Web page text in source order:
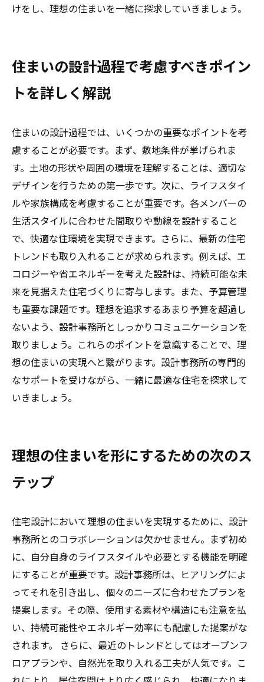
けをし、理想の住まいを一緒に探求していきましょう。
住まいの設計過程で考慮すべきポイン
トを詳しく解説
住まいの設計過程では、いくつかの重要なポイントを考
慮することが必要です。まず、敷地条件が挙げられま
す。土地の形状や周囲の環境を理解することは、適切な
デザインを行うための第一歩です。次に、ライフスタイ
ルや家族構成を考慮することが重要です。各メンバーの
生活スタイルに合わせた間取りや動線を設計すること
で、快適な住環境を実現できます。さらに、最新の住宅
トレンドも取り入れることが求められます。例えば、エ
コロジーや省エネルギーを考えた設計は、持続可能な未
来を見据えた住宅づくりに寄与します。また、予算管理
も重要な課題です。理想を追求するあまり予算を超過し
ないよう、設計事務所としっかりコミュニケーションを
取りましょう。これらのポイントを意識することで、理
想の住まいの実現へと繋がります。設計事務所の専門的
なサポートを受けながら、一緒に最適な住宅を探求して
いきましょう。
理想の住まいを形にするための次のス
テップ
住宅設計において理想の住まいを実現するために、設計
事務所とのコラボレーションは欠かせません。まず初め
に、自分自身のライフスタイルや必要とする機能を明確
にすることが重要です。設計事務所は、ヒアリングによ
ってそれを引き出し、個々のニーズに合わせたプランを
提案します。その際、使用する素材や構造にも注意を払
い、持続可能性やエネルギー効率にも配慮した提案がな
されます。 さらに、最近のトレンドとしてはオープンフ
ロアプランや、自然光を取り入れる工夫が人気です。こ